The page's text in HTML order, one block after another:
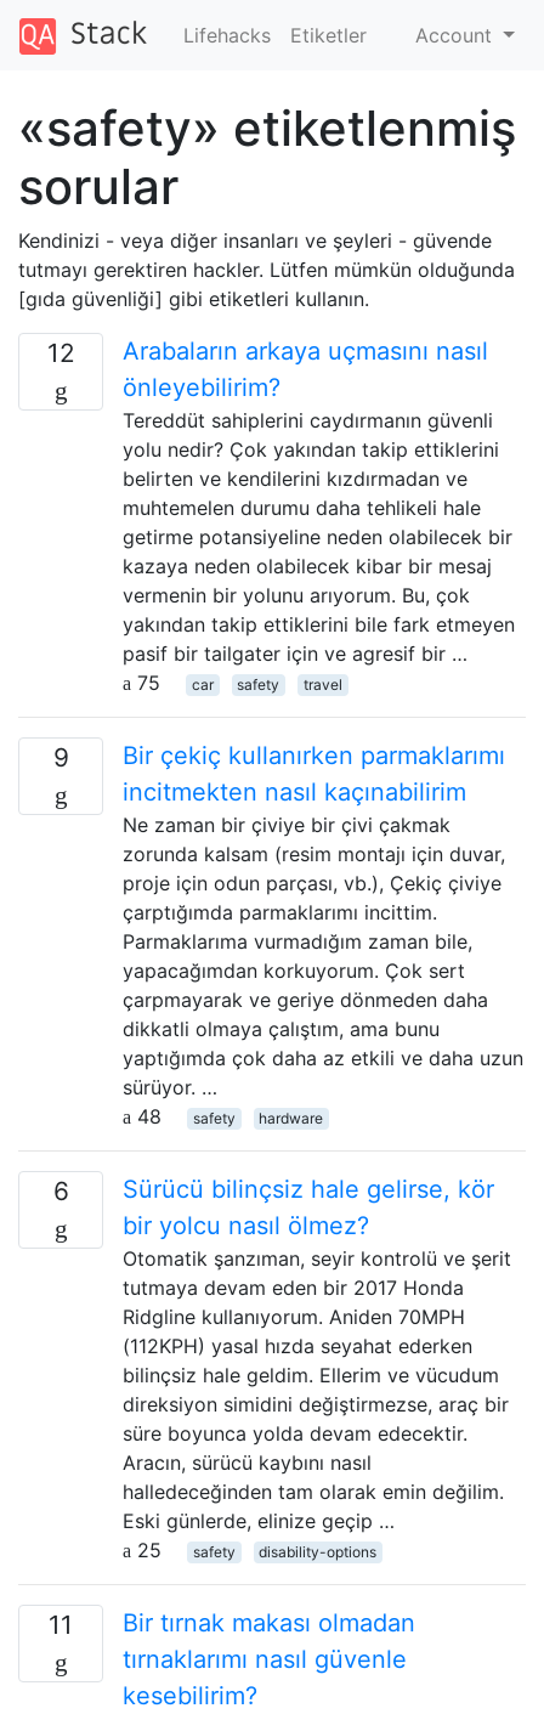
Lifehacks Etiketler Account
«safety» etiketlenmiş
sorular
Kendinizi - veya diğer insanları ve şeyleri - güvende
tutmayı gerektiren hackler. Lütfen mümkün olduğunda
[gıda güvenliği] gibi etiketleri kullanın.
12
Arabaların arkaya uçmasını nasıl
önleyebilirim?
Tereddüt sahiplerini caydırmanın güvenli
yolu nedir? Çok yakından takip ettiklerini
belirten ve kendilerini kızdırmadan ve
muhtemelen durumu daha tehlikeli hale
getirme potansiyeline neden olabilecek bir
kazaya neden olabilecek kibar bir mesaj
vermenin bir yolunu arıyorum. Bu, çok
yakından takip ettiklerini bile fark etmeyen
pasif bir tailgater için ve agresif bir …
75
car safety travel
9
Bir çekiç kullanırken parmaklarımı
incitmekten nasıl kaçınabilirim
Ne zaman bir çiviye bir çivi çakmak
zorunda kalsam (resim montajı için duvar,
proje için odun parçası, vb.), Çekiç çiviye
çarptığımda parmaklarımı incittim.
Parmaklarıma vurmadığım zaman bile,
yapacağımdan korkuyorum. Çok sert
çarpmayarak ve geriye dönmeden daha
dikkatli olmaya çalıştım, ama bunu
yaptığımda çok daha az etkili ve daha uzun
sürüyor. …
48
safety hardware
6
Sürücü bilinçsiz hale gelirse, kör
bir yolcu nasıl ölmez?
Otomatik şanzıman, seyir kontrolü ve şerit
tutmaya devam eden bir 2017 Honda
Ridgline kullanıyorum. Aniden 70MPH
(112KPH) yasal hızda seyahat ederken
bilinçsiz hale geldim. Ellerim ve vücudum
direksiyon simidini değiştirmezse, araç bir
süre boyunca yolda devam edecektir.
Aracın, sürücü kaybını nasıl
halledeceğinden tam olarak emin değilim.
Eski günlerde, elinize geçip …
25
safety disability-options
11
Bir tırnak makası olmadan
tırnaklarımı nasıl güvenle
kesebilirim?